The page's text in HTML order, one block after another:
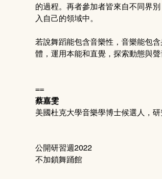
的過程。再者參加者皆來自不同界
入自己的領域中。
若說舞蹈能包含音樂性，音樂能包
體，運用本能和直覺，探索動態與聲
==
蔡嘉雯
美國杜克大學音樂學博士候選人，
公開研習週2022
不加鎖舞踊館